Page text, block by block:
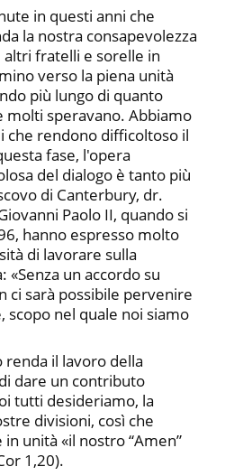
in questi anni che
la nostra consapevolezza
altri fratelli e sorelle in
verso la piena unità
più lungo di quanto
molti speravano. Abbiamo
che rendono difficoltoso il
fase, l'opera
del dialogo è tanto più
di Canterbury, dr.
Paolo II, quando si
hanno espresso molto
di lavorare sulla
un accordo su
ci sarà possibile pervenire
scopo nel quale noi siamo
renda il lavoro della
dare un contributo
tutti desideriamo, la
divisioni, così che
unità «il nostro “Amen”
1,20).